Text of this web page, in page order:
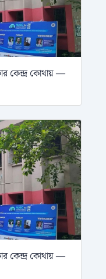
কেন্দ্র কোথায় —
কেন্দ্র কোথায় —